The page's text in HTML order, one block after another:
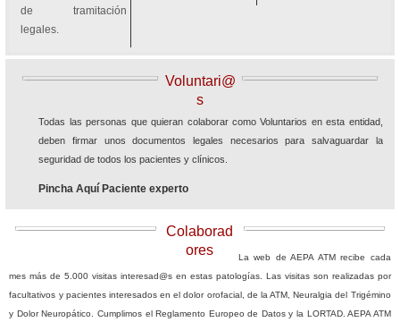
de tramitación
legales.
Voluntari@
s
Todas las personas que quieran colaborar como Voluntarios en esta entidad,
deben firmar unos documentos legales necesarios para salvaguardar la
seguridad de todos los pacientes y clínicos.
Pincha Aquí Paciente experto
Colaborad
ores
La web de AEPA ATM recibe cada
mes más de 5.000 visitas interesad@s en estas patologías. Las visitas son realizadas por
facultativos y pacientes interesados en el dolor orofacial, de la ATM, Neuralgia del Trigémino
y Dolor Neuropático. Cumplimos el Reglamento Europeo de Datos y la LORTAD. AEPA ATM